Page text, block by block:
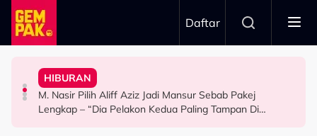
Skip to main content
Daftar
HIBURAN
M. Nasir Pilih Aliff Aziz, Melinda Dadew Hidupkan Kisah
Mansur & Liu
HIBURAN
M. Nasir Pilih Aliff Aziz Jadi Mansur Sebab Pakej
Lengkap – “Dia Pelakon Kedua Paling Tampan Di
GAYA HIDUP
Ramai Masih Bujang Bukan Kerana Memilih Tetapi...
HIBURAN
Impian Yusry Untuk Dikenali Sebagai Penyanyi Rock -
“Bila Saya Cakap Dengan Lisa Nak Buat…”